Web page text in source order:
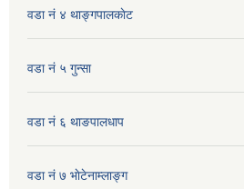
वडा नं ४ थाङ्गपालकाेट
वडा नं ५ गुन्सा
वडा नं ६ थाङपालधाप
वडा नं ७ भाेटेनाम्लाङ्ग